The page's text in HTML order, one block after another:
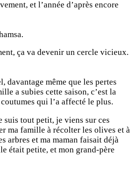
et l’année d’après encore
ça va devenir un cercle vicieux.
davantage même que les pertes
a subies cette saison, c’est la
qui l’a affecté le plus.
suis tout petit, je viens sur ces
ma famille à récolter les olives et à
arbres et ma maman faisait déjà
était petite, et mon grand-père